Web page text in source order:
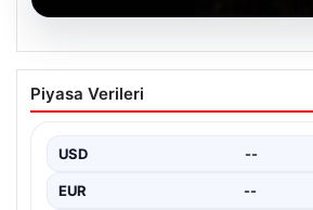
02.08.2026
Üç belediye başkanı AK
Cumhurbaşkanı Erdoğan:
Piyasa Verileri
USD
EUR